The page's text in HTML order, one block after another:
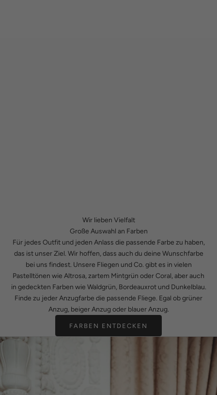
Wir lieben Vielfalt
Große Auswahl an Farben
Für jedes Outfit und jeden Anlass die passende Farbe zu haben,
das ist unser Ziel. Wir hoffen, dass auch du deine Wunschfarbe
bei uns findest. Unsere Fliegen und Co. gibt es in vielen
Pastelltönen wie Altrosa, zartem Mintgrün oder Coral, aber auch
in gedeckten Farben wie Waldgrün, Bordeauxrot und Dunkelblau.
Finde zu jeder Anzugfarbe die passende Fliege. Egal obgrüner
Anzug, beiger Anzug oder blauer Anzug.
FARBEN ENTDECKEN